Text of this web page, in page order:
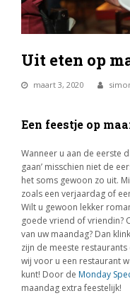
Uit eten op
maart 3, 2020
Een feestje op
Wanneer u aan de eerste
gaan’ misschien niet de
het soms gewoon zo uit.
zoals een verjaardag of
Wilt u gewoon lekker
goede vriend of vriendin?
van uw maandag? Dan
zijn de meeste
wij voor u een restaurant
kunt! Door de Monday
maandag extra feestelijk!